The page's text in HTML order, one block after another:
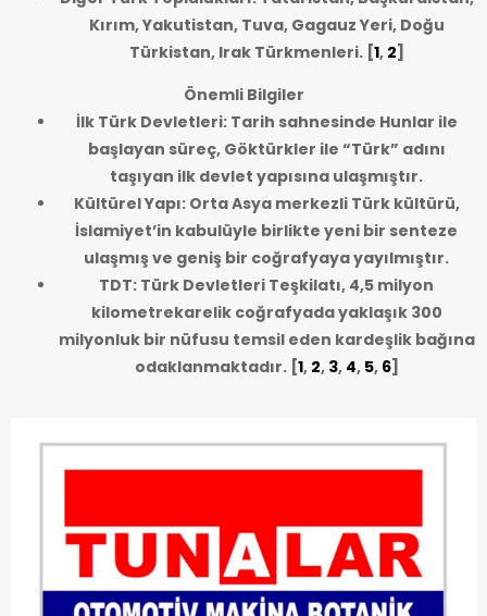
Kırım, Yakutistan, Tuva, Gagauz Yeri, Doğu
Türkistan, Irak Türkmenleri.[1, 2]
Önemli Bilgiler
İlk Türk Devletleri: Tarih sahnesinde Hunlar ile
başlayan süreç, Göktürkler ile “Türk” adını
taşıyan ilk devlet yapısına ulaşmıştır.
Kültürel Yapı: Orta Asya merkezli Türk kültürü,
İslamiyet’in kabulüyle birlikte yeni bir senteze
ulaşmış ve geniş bir coğrafyaya yayılmıştır.
TDT: Türk Devletleri Teşkilatı, 4,5 milyon
kilometrekarelik coğrafyada yaklaşık 300
milyonluk bir nüfusu temsil eden kardeşlik bağına
odaklanmaktadır.[1, 2, 3, 4, 5, 6]